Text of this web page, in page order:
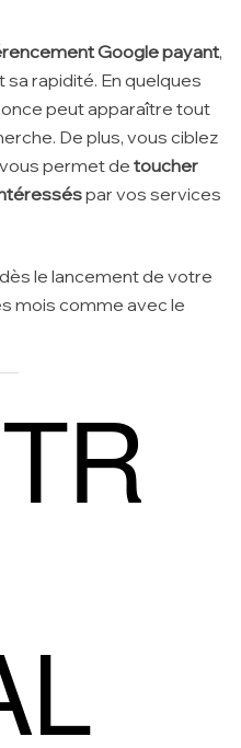
Google payant,
rapidité. En quelques
peut apparaître tout
De plus, vous ciblez
permet detoucher
par vos services
dès le lancement de votre
mois comme avec le